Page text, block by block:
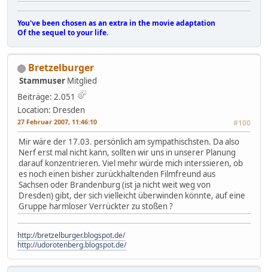
You've been chosen as an extra in the movie adaptation
Of the sequel to your life.
Bretzelburger
Stammuser Mitglied
Beiträge: 2.051
Location: Dresden
27 Februar 2007, 11:46:10 #100
Mir wäre der 17.03. persönlich am sympathischsten. Da also
Nerf erst mal nicht kann, sollten wir uns in unserer Planung
darauf konzentrieren. Viel mehr würde mich interssieren, ob
es noch einen bisher zurückhaltenden Filmfreund aus
Sachsen oder Brandenburg (ist ja nicht weit weg von
Dresden) gibt, der sich vielleicht überwinden könnte, auf eine
Gruppe harmloser Verrückter zu stoßen ?
http://bretzelburger.blogspot.de/
http://udorotenberg.blogspot.de/